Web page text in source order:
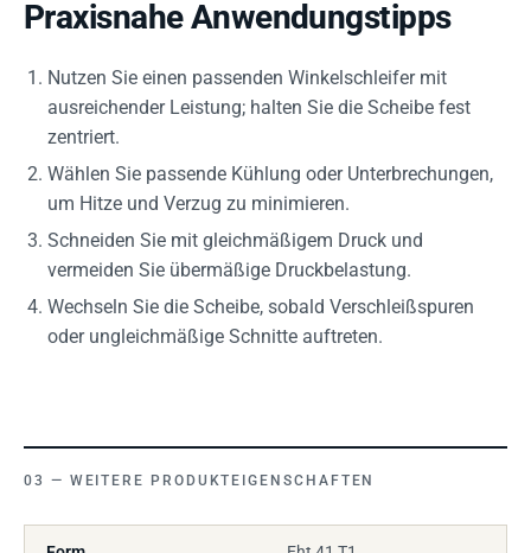
Praxisnahe Anwendungstipps
Nutzen Sie einen passenden Winkelschleifer mit
ausreichender Leistung; halten Sie die Scheibe fest
zentriert.
Wählen Sie passende Kühlung oder Unterbrechungen,
um Hitze und Verzug zu minimieren.
Schneiden Sie mit gleichmäßigem Druck und
vermeiden Sie übermäßige Druckbelastung.
Wechseln Sie die Scheibe, sobald Verschleißspuren
oder ungleichmäßige Schnitte auftreten.
WEITERE PRODUKTEIGENSCHAFTEN